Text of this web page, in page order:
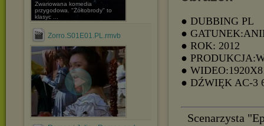
Zwariowana komedia
przygodowa. "Żółtobrody" to
klasyc ...
Zorro.S01E01.PL.rmvb
● DUBBING PL
●
● ROK: 2012
●
●
● DŹWIĘK AC-3
Scenarzysta